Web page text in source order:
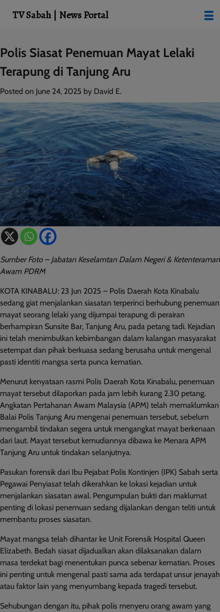
Skip
to
content
Polis Siasat Penemuan Mayat Lelaki
Terapung di Tanjung Aru
Posted on June 24, 2025 by David E.
Sumber Foto – Jabatan Keselamtan Dalam Negeri & Ketenteraman
Awam PDRM
KOTA KINABALU: 23 Jun 2025 – Polis Daerah Kota Kinabalu
sedang giat menjalankan siasatan terperinci berhubung penemuan
mayat seorang lelaki yang dijumpai terapung di perairan
berhampiran Sunsite Bar, Tanjung Aru, pada petang tadi. Kejadian
ini telah menimbulkan kebimbangan dalam kalangan masyarakat
setempat dan pihak berkuasa sedang berusaha untuk mengenal
pasti identiti mangsa serta punca kematian.
Menurut kenyataan rasmi Polis Daerah Kota Kinabalu, penemuan
mayat tersebut dilaporkan pada jam lebih kurang 2.30 petang.
Angkatan Pertahanan Awam Malaysia (APM) telah memaklumkan
Balai Polis Tanjung Aru mengenai penemuan tersebut, sebelum
mengambil tindakan segera untuk mengangkat mayat berkenaan
dari laut. Mayat tersebut kemudiannya dibawa ke Menara APM
Tanjung Aru untuk tindakan selanjutnya.
Pasukan forensik dari Ibu Pejabat Polis Kontinjen (IPK) Sabah serta
Pegawai Penyiasat telah dikerahkan ke lokasi kejadian untuk
menjalankan siasatan awal. Pengumpulan bukti dan maklumat
penting di lokasi penemuan sedang dijalankan dengan teliti untuk
membantu proses siasatan.
Mayat mangsa telah dihantar ke Unit Forensik Hospital Queen
Elizabeth. Bedah siasat dijadualkan akan dilaksanakan dalam
masa terdekat bagi menentukan punca sebenar kematian. Proses
ini penting untuk mengenal pasti sama ada terdapat unsur jenayah
atau faktor lain yang menyumbang kepada tragedi tersebut.
Sehubungan dengan itu, pihak polis menyeru orang awam yang
TV Sabah | News Portal